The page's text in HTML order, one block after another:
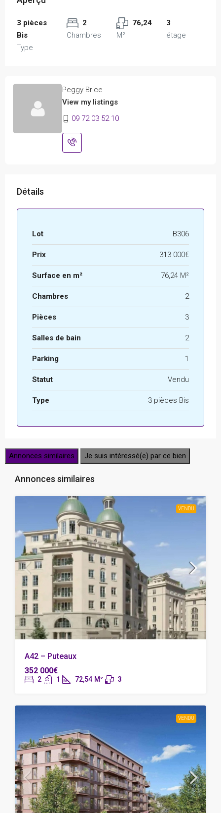
3 pièces
Bis
Type
2
Chambres
76,24
M²
3
étage
Peggy Brice
View my listings
09 72 03 52 10
Détails
Lot B306
Prix 313 000€
Surface en m² 76,24 M²
Chambres 2
Pièces 3
Salles de bain 2
Parking 1
Statut Vendu
Type 3 pièces Bis
Annonces similaires Je suis intéressé(e) par ce bien
Annonces similaires
VENDU
A42 – Puteaux
352 000€
2 1 72,54 M² 3
VENDU